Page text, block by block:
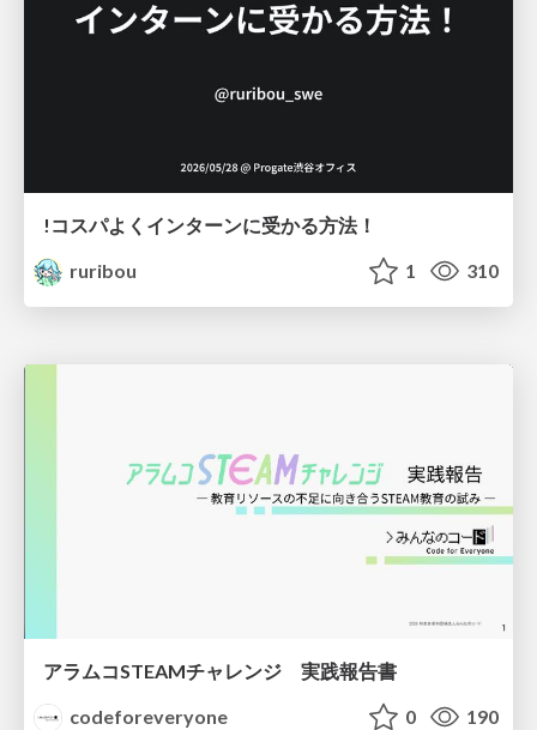
!コスパよくインターンに受かる方法！
ruribou
1 310
アラムコSTEAMチャレンジ 実践報告書
codeforeveryone
0 190